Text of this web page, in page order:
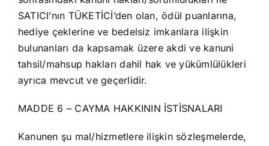
SATICI’nın TÜKETİCİ’den olan, ödül puanlarına,
hediye çeklerine ve bedelsiz imkanlara ilişkin
bulunanları da kapsamak üzere akdi ve kanuni
tahsil/mahsup hakları dahil hak ve yükümlülükleri
ayrıca mevcut ve geçerlidir.
MADDE 6 – CAYMA HAKKININ İSTİSNALARI
Kanunen şu mal/hizmetlere ilişkin sözleşmelerde,